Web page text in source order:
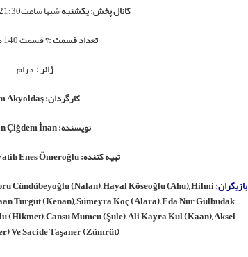
کانال پخش: یکشنبهشبها ساعت21:30 از کانال atv ترکیه
تعداد قسمت :؟ قسمت 140 دقیقه ای
ژانر :درام
کارگردان: Cem Akyoldaş
نویسنده: Rahşan Çiğdem İnan
تهیه کننده: ARC FİLM | Fatih Enes Ömeroğlu
بازیگران:Cündübeyoğlu (Nalan), Hayal Köseoğlu (Ahu), Hilmi
Turgut (Kenan), Sümeyra Koç (Alara), Eda Nur Gülbudak
(Hikmet), Cansu Mumcu (Şule), Ali Kayra Kul (Kaan), Aksel
Ve Sacide Taşaner (Zümrüt)